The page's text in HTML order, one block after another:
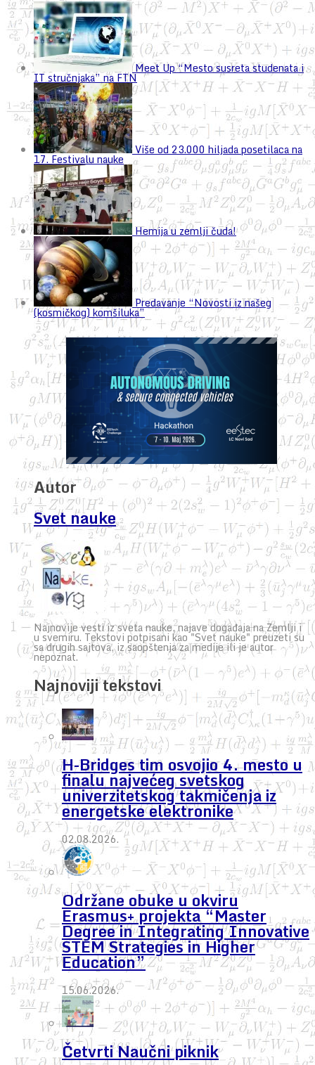
Meet Up “Mesto susreta studenata i
IT stručnjaka” na FTN
Više od 23.000 hiljada posetilaca na
17. Festivalu nauke
Hemija u zemlji čuda!
Predavanje “Novosti iz našeg
(kosmičkog) komšiluka”
Autor
Svet nauke
Najnovije vesti iz sveta nauke, najave događaja na Zemlji i
u svemiru. Tekstovi potpisani kao "Svet nauke" preuzeti su
sa drugih sajtova, iz saopštenja za medije ili je autor
nepoznat.
Najnoviji tekstovi
H-Bridges tim osvojio 4. mesto u
finalu najvećeg svetskog
univerzitetskog takmičenja iz
energetske elektronike
02.08.2026.
Održane obuke u okviru
Erasmus+ projekta “Master
Degree in Integrating Innovative
STEM Strategies in Higher
Education”
15.06.2026.
Četvrti Naučni piknik